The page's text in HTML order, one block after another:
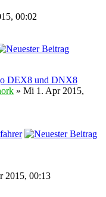
00:02
DEX8 und DNX8
» Mi 1. Apr 2015,
2015, 00:13